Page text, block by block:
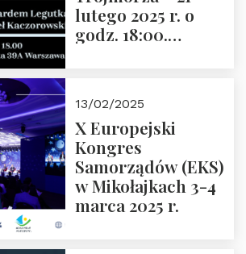
lutego 2025 r. o
godz. 18:00.
Zapraszamy
13/02/2025
X Europejski
Kongres
Samorządów (EKS)
w Mikołajkach 3-4
marca 2025 r.